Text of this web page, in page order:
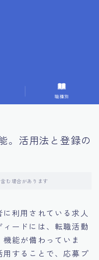
イス
応募書類
らす影響
職種別
。活用法と登録の
む場合があります
利用されている求人
ードには、転職活動
能が備わっていま
することで、応募プ